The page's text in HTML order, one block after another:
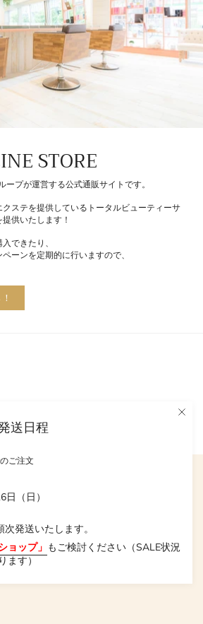
送日程
ご注文
（日）
発送いたします。
ョップ」 もご検討ください（SALE状況
ます）
STORE
ープが運営する公式通販サイトです。
ステを提供しているトータルビューティーサ
供いたします！
できたり、
ーンを定期的に行いますので、